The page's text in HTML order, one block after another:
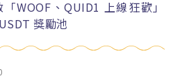
WOOF、QUID1 上線狂歡」
獎勵池